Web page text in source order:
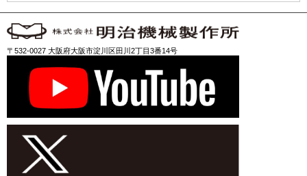
〒532-0027 大阪府大阪市淀川区田川2丁目3番14号